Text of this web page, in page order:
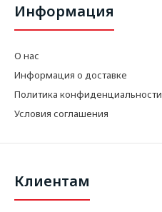
Информация
О нас
Информация о доставке
Политика конфиденциальности
Условия соглашения
Клиентам